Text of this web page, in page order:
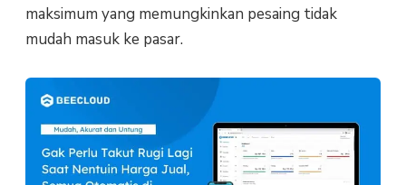
maksimum yang memungkinkan pesaing tidak
mudah masuk ke pasar.